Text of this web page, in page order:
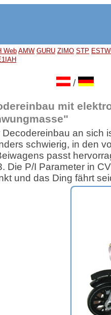
WebAMW GURU ZIMO STP
/
mit
Decodereinbau an sich
schwierig, in den
passt
Die P/I Parameter in
und das Ding fährt